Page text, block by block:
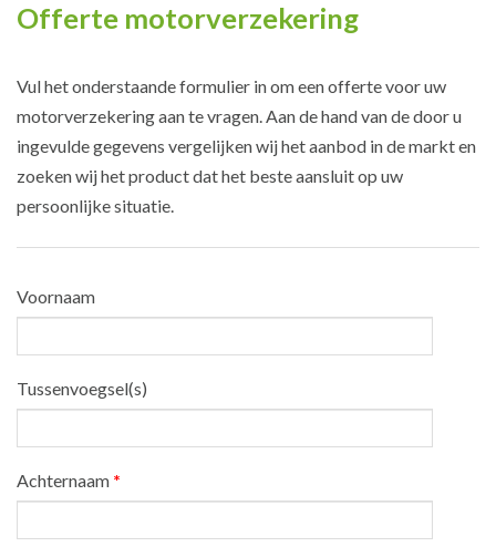
Offerte motorverzekering
Vul het onderstaande formulier in om een offerte voor uw
motorverzekering aan te vragen. Aan de hand van de door u
ingevulde gegevens vergelijken wij het aanbod in de markt en
zoeken wij het product dat het beste aansluit op uw
persoonlijke situatie.
Voornaam
Tussenvoegsel(s)
Achternaam *